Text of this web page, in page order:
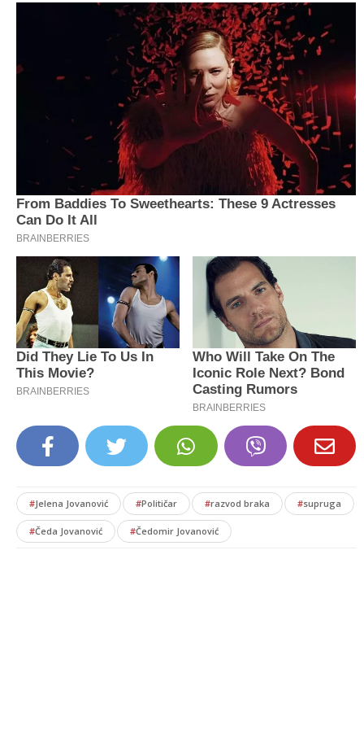
#Jelena Jovanović #Političar #razvod braka #supruga
#Čeda Jovanović #Čedomir Jovanović